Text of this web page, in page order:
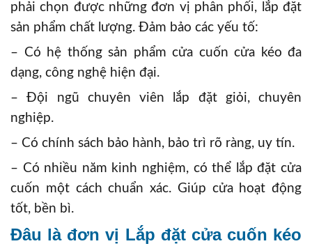
phải chọn được những đơn vị phân phối, lắp đặt
sản phẩm chất lượng. Đảm bảo các yếu tố:
– Có hệ thống sản phẩm cửa cuốn cửa kéo đa
dạng, công nghệ hiện đại.
– Đội ngũ chuyên viên lắp đặt giỏi, chuyên
nghiệp.
– Có chính sách bảo hành, bảo trì rõ ràng, uy tín.
– Có nhiều năm kinh nghiệm, có thể lắp đặt cửa
cuốn một cách chuẩn xác. Giúp cửa hoạt động
tốt, bền bì.
Đâu là đơn vị Lắp đặt cửa cuốn kéo